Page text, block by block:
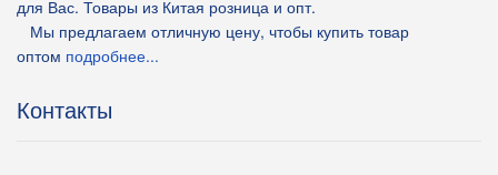
для Вас. Товары из Китая розница и опт.
Мы предлагаем отличную цену, чтобы купить товар
оптом подробнее...
Контакты